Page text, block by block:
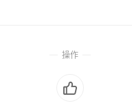
操作